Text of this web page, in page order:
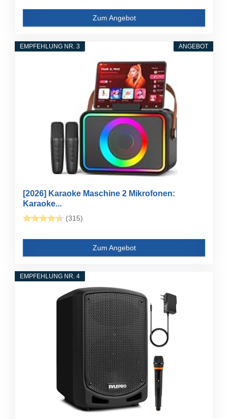
Zum Angebot
ANGEBOT
EMPFEHLUNG NR. 3
[2026] Karaoke Maschine 2 Mikrofonen:
Karaoke...
(315)
Zum Angebot
EMPFEHLUNG NR. 4